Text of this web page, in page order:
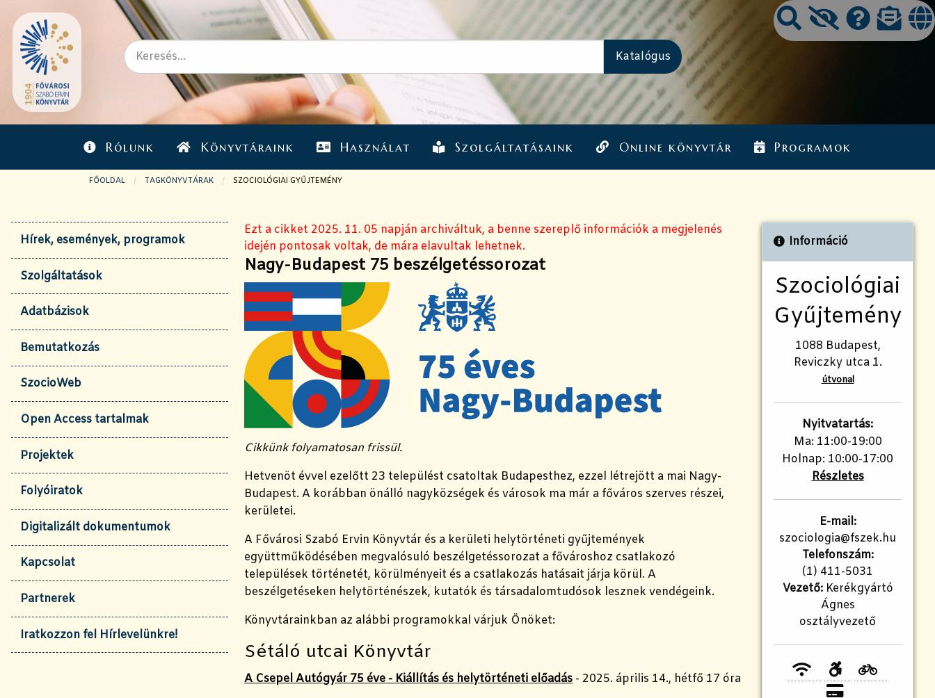
Rólunk Könyvtáraink Használat Szolgáltatásaink Online könyvtár Programok
FŐOLDAL TAGKÖNYVTÁRAK JELENLEGI OLDAL:
SZOCIOLÓGIAI GYŰJTEMÉNY
Hírek, események, programok
Szolgáltatások
Adatbázisok
Bemutatkozás
SzocioWeb
Open Access tartalmak
Projektek
Folyóiratok
Digitalizált dokumentumok
Kapcsolat
Partnerek
Iratkozzon fel Hírlevelünkre!
Ezt a cikket 2025. 11. 05 napján archiváltuk, a benne szereplő információk a megjelenés
idején pontosak voltak, de mára elavultak lehetnek.
Nagy-Budapest 75 beszélgetéssorozat
Cikkünk folyamatosan frissül.
Hetvenöt évvel ezelőtt 23 települést csatoltak Budapesthez, ezzel létrejött a mai Nagy-
Budapest. A korábban önálló nagyközségek és városok ma már a főváros szerves részei,
kerületei.
A Fővárosi Szabó Ervin Könyvtár és a kerületi helytörténeti gyűjtemények
együttműködésében megvalósuló beszélgetéssorozat a fővároshoz csatlakozó
települések történetét, körülményeit és a csatlakozás hatásait járja körül. A
beszélgetéseken helytörténészek, kutatók és társadalomtudósok lesznek vendégeink.
Könyvtárainkban az alábbi programokkal várjuk Önöket:
Sétáló utcai Könyvtár
A Csepel Autógyár 75 éve - Kiállítás és helytörténeti előadás - 2025. április 14., hétfő 17 óra
Információ
Szociológiai
Gyűjtemény
1088 Budapest,
Reviczky utca 1.
útvonal
Nyitvatartás:
Ma: 11:00-19:00
Holnap: 10:00-17:00
Részletes
E-mail:
szociologia@fszek.hu
Telefonszám:
(1) 411-5031
Vezető:Kerékgyártó
Ágnes
osztályvezető